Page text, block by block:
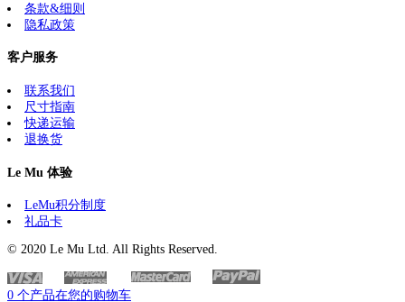
条款&细则
隐私政策
客户服务
联系我们
尺寸指南
快递运输
退换货
Le Mu 体验
LeMu积分制度
礼品卡
© 2020 Le Mu Ltd. All Rights Reserved.
0 个产品在您的购物车